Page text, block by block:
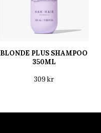
BLONDE PLUS SHAMPOO
350ML
309 kr